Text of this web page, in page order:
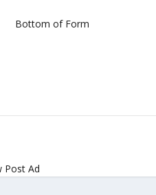
Bottom of Form
Post Ad